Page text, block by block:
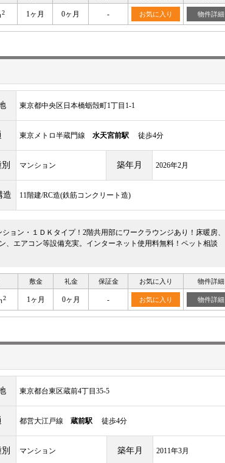
2 1ヶ月 0ヶ月 - お気に入り 物件詳細
東京都中央区日本橋蛎殻町1丁目1-1
東京メトロ半蔵門線 水天宮前駅 徒歩4分
マンション 築年月 2026年2月
造 11階建/RC造(鉄筋コンクリート造)
ョン・１ＤＫタイプ！2階共用部にワークラウンジあり！床暖房、
、エアコン等設備充実。インターネット使用料無料！ペット相談
敷金 礼金 保証金 お気に入り 物件詳細
2 1ヶ月 0ヶ月 - お気に入り 物件詳細
東京都台東区蔵前4丁目35-5
都営大江戸線 蔵前駅 徒歩4分
マンション 築年月 2011年3月